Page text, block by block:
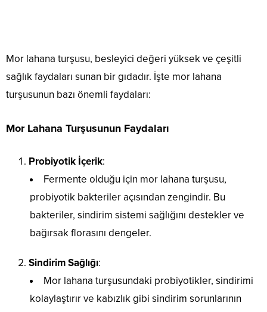
Mor lahana turşusu, besleyici değeri yüksek ve çeşitli
sağlık faydaları sunan bir gıdadır. İşte mor lahana
turşusunun bazı önemli faydaları:
Mor Lahana Turşusunun Faydaları
Probiyotik İçerik:
Fermente olduğu için mor lahana turşusu,
probiyotik bakteriler açısından zengindir. Bu
bakteriler, sindirim sistemi sağlığını destekler ve
bağırsak florasını dengeler.
Sindirim Sağlığı:
Mor lahana turşusundaki probiyotikler, sindirimi
kolaylaştırır ve kabızlık gibi sindirim sorunlarının